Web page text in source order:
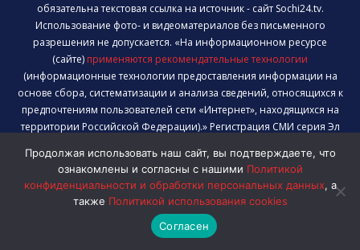
обязательна текстовая ссылка на источник - сайт Sochi24.tv.
Использование фото- и видеоматериалов без письменного
разрешения не допускается. «На информационном ресурсе
(сайте) применяются рекомендательные технологии
(информационные технологии предоставления информации на
основе сбора, систематизации и анализа сведений, относящихся к
предпочтениям пользователей сети «Интернет», находящихся на
территории Российской Федерации).» Регистрация СМИ серия Эл
надзору в сфере связи, информационных технологий и массовых
коммуникаций. ВК49865
Продолжая использовать наш сайт, вы подтверждаете, что
ознакомлены и согласны с нашими Политикой
конфиденциальности и обработки персональных данных, а
также Политикой использования cookies
Согласен